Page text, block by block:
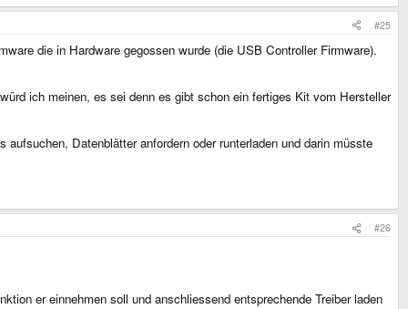
#25
die in Hardware gegossen wurde (die USB Controller Firmware).
ich meinen, es sei denn es gibt schon ein fertiges Kit vom Hersteller
Datenblätter anfordern oder runterladen und darin müsste
#26
er einnehmen soll und anschliessend entsprechende Treiber laden